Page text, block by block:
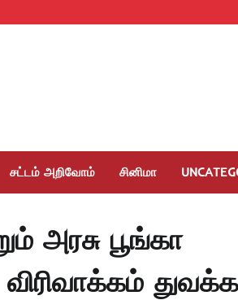
சட்டம் அறிவோம் சினிமா
அரசு பூங்கா
துவக்க